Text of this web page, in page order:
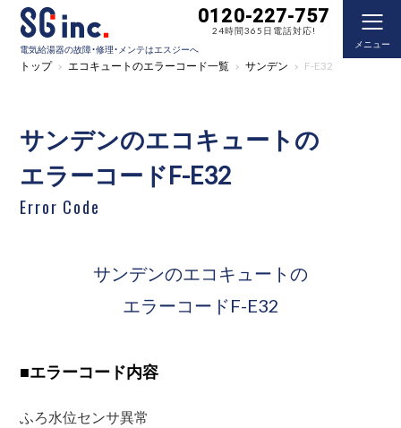
電気給湯器の故障・修理・メンテはエスジーへ
0120-227-757
24時間365日電話対応!
メニュー
トップ エコキュートのエラーコード一覧 サンデン F-E32
サンデンのエコキュートの
エラーコードF-E32
Error Code
サンデンのエコキュートの
エラーコードF-E32
■エラーコード内容
ふろ水位センサ異常